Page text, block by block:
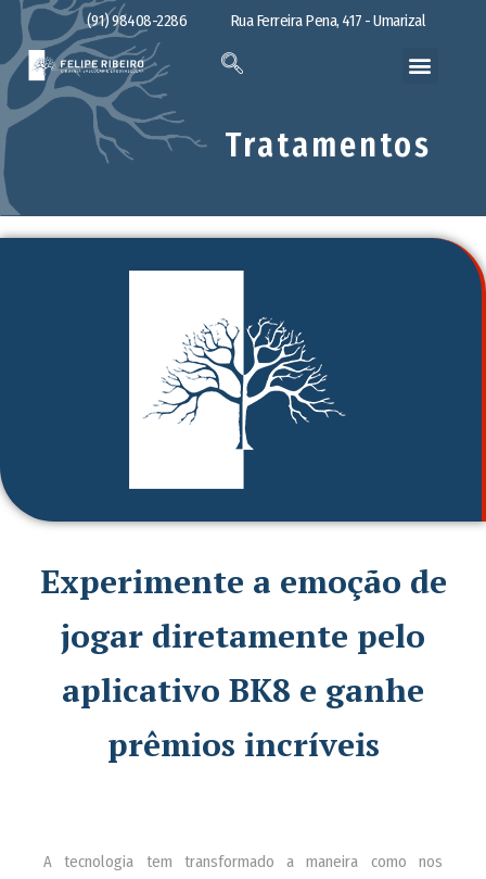
(91) 98408-2286 Rua Ferreira Pena, 417 - Umarizal
Tratamentos
Experimente a emoção de
jogar diretamente pelo
aplicativo BK8 e ganhe
prêmios incríveis
A tecnologia tem transformado a maneira como nos